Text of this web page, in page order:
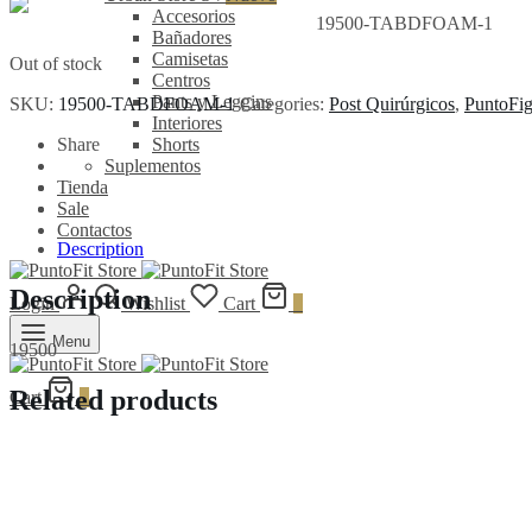
Accesorios
Bañadores
Camisetas
Centros
Pants y Leggins
Interiores
Shorts
Suplementos
Tienda
Sale
Contactos
Login Wishlist Cart
Menu
Cart 0
19500-TABDFOAM-1
Out of stock
SKU: 19500-TABDFOAM-1 Categories: Post Quirúrgicos,
Share
Description
Description
19500
Related products